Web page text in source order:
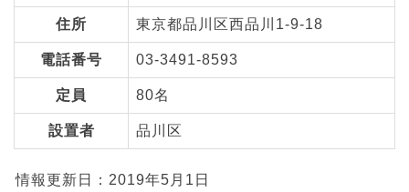
住所 東京都品川区西品川1-9-18
電話番号 03-3491-8593
定員 80名
設置者 品川区
情報更新日：2019年5月1日